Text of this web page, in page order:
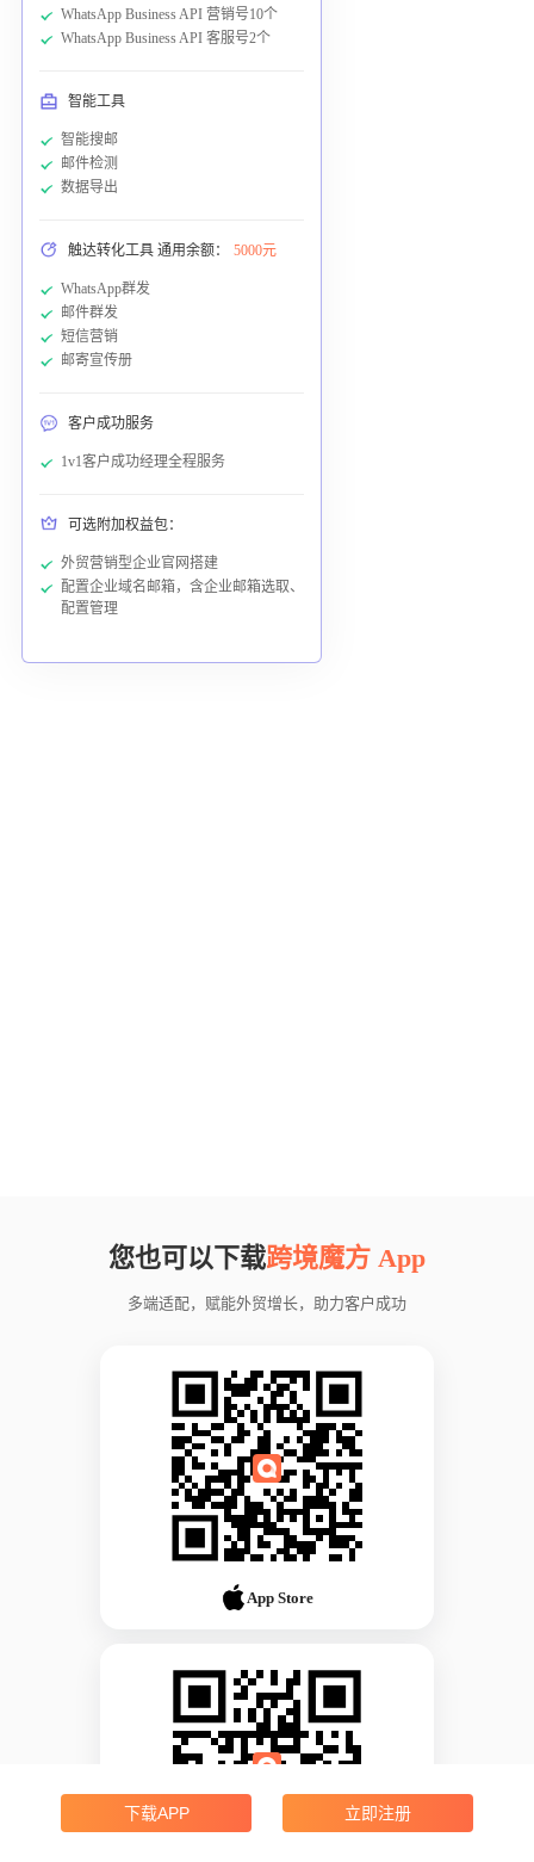
WhatsApp Business API 营销号10个
WhatsApp Business API 客服号2个
智能工具
智能搜邮
邮件检测
数据导出
触达转化工具 通用余额： 5000元
WhatsApp群发
邮件群发
短信营销
邮寄宣传册
客户成功服务
1v1客户成功经理全程服务
可选附加权益包：
外贸营销型企业官网搭建
配置企业域名邮箱，含企业邮箱选取、
配置管理
您也可以下载跨境魔方 App
多端适配，赋能外贸增长，助力客户成功
App Store
下载APP 立即注册